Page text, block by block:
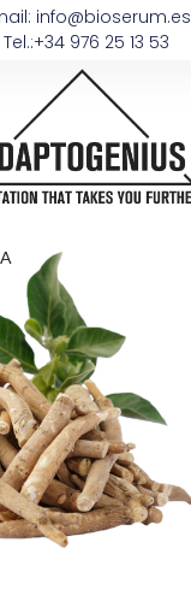
info@bioserum.es
Tel.:+34 976 25 13 53